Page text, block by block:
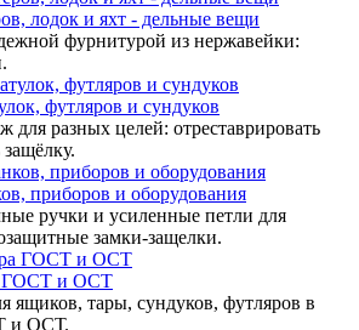
лодок и яхт - дельные вещи
фурнитурой из нержавейки:
футляров и сундуков
для разных целей: отреставрировать
приборов и оборудования
ручки и усиленные петли для
замки-защелки.
ГОСТ и ОСТ
ящиков, тары, сундуков, футляров в
и ОСТ.